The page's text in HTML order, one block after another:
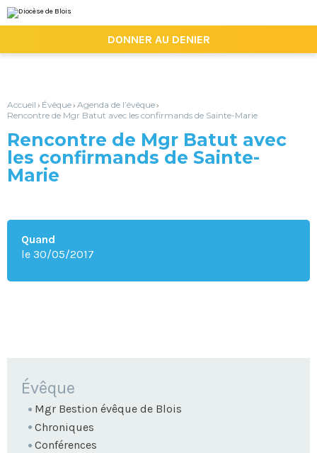
au
contenu.
la
personnels
DONNER AU DENIER
Accueil › Évêque› Agenda de l’évêque›
Rencontre de Mgr Batut avec les confirmands de Sainte-Marie
Rencontre de Mgr Batut avec
les confirmands de Sainte-
Marie
Quand
le 30/05/2017
NAVIGATION
Évêque
Mgr Bestion évêque de Blois
Chroniques
Conférences